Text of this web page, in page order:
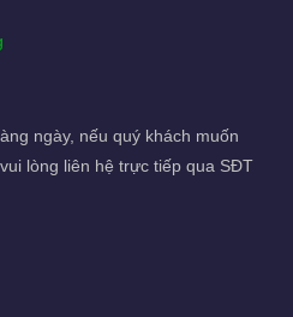
ngày, nếu quý khách muốn
lòng liên hệ trực tiếp qua SĐT